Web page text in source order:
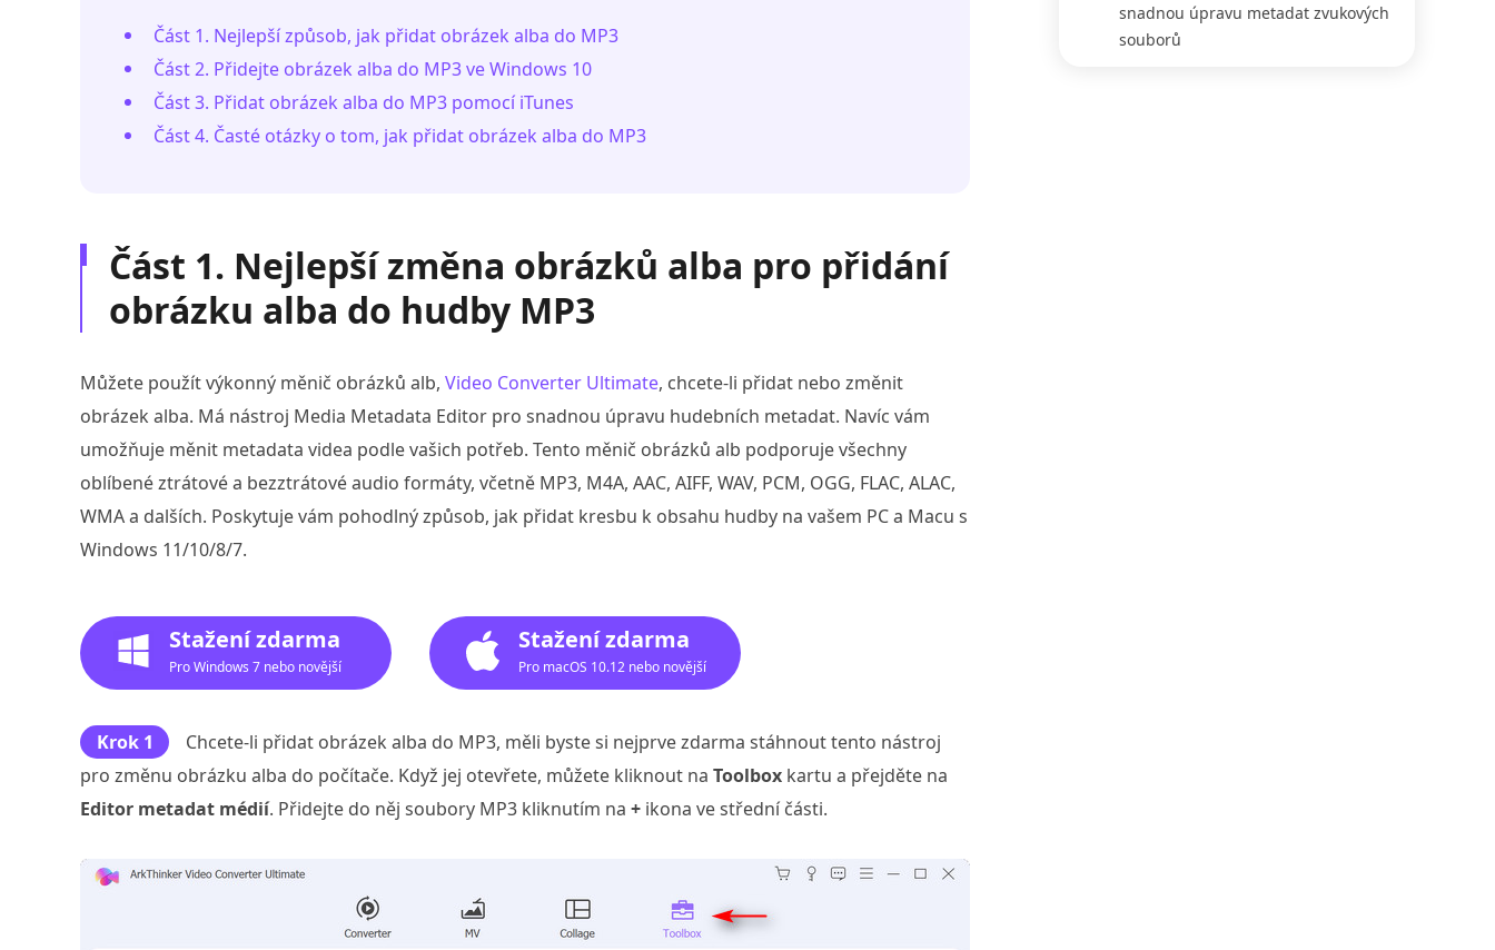
Část 1. Nejlepší způsob, jak přidat obrázek alba do MP3
Část 2. Přidejte obrázek alba do MP3 ve Windows 10
Část 3. Přidat obrázek alba do MP3 pomocí iTunes
Část 4. Časté otázky o tom, jak přidat obrázek alba do MP3
Část 1. Nejlepší změna obrázků alba pro přidání
obrázku alba do hudby MP3
Můžete použít výkonný měnič obrázků alb, Video Converter Ultimate, chcete-li přidat nebo změnit
obrázek alba. Má nástroj Media Metadata Editor pro snadnou úpravu hudebních metadat. Navíc vám
umožňuje měnit metadata videa podle vašich potřeb. Tento měnič obrázků alb podporuje všechny
oblíbené ztrátové a bezztrátové audio formáty, včetně MP3, M4A, AAC, AIFF, WAV, PCM, OGG, FLAC, ALAC,
WMA a dalších. Poskytuje vám pohodlný způsob, jak přidat kresbu k obsahu hudby na vašem PC a Macu s
Windows 11/10/8/7.
Stažení zdarma
Pro Windows 7 nebo novější
Stažení zdarma
Pro macOS 10.12 nebo novější
Krok 1
Chcete-li přidat obrázek alba do MP3, měli byste si nejprve zdarma stáhnout tento nástroj
pro změnu obrázku alba do počítače. Když jej otevřete, můžete kliknout na Toolbox kartu a přejděte na
Editor metadat médií. Přidejte do něj soubory MP3 kliknutím na + ikona ve střední části.
snadnou úpravu metadat zvukových
souborů